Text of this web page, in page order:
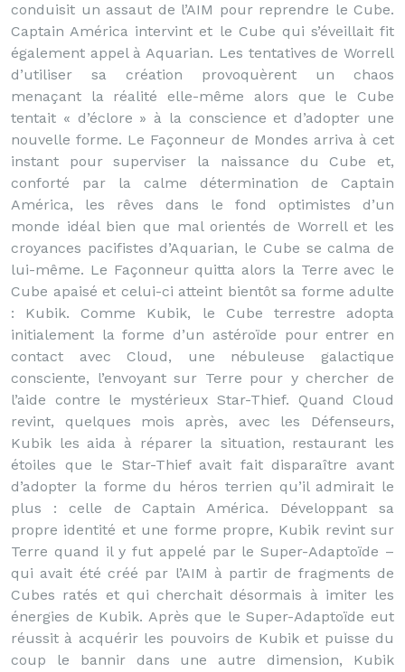
conduisit un assaut de l’AIM pour reprendre le Cube.
Captain América intervint et le Cube qui s’éveillait fit
également appel à Aquarian. Les tentatives de Worrell
d’utiliser sa création provoquèrent un chaos
menaçant la réalité elle-même alors que le Cube
tentait « d’éclore » à la conscience et d’adopter une
nouvelle forme. Le Façonneur de Mondes arriva à cet
instant pour superviser la naissance du Cube et,
conforté par la calme détermination de Captain
América, les rêves dans le fond optimistes d’un
monde idéal bien que mal orientés de Worrell et les
croyances pacifistes d’Aquarian, le Cube se calma de
lui-même. Le Façonneur quitta alors la Terre avec le
Cube apaisé et celui-ci atteint bientôt sa forme adulte
: Kubik. Comme Kubik, le Cube terrestre adopta
initialement la forme d’un astéroïde pour entrer en
contact avec Cloud, une nébuleuse galactique
consciente, l’envoyant sur Terre pour y chercher de
l’aide contre le mystérieux Star-Thief. Quand Cloud
revint, quelques mois après, avec les Défenseurs,
Kubik les aida à réparer la situation, restaurant les
étoiles que le Star-Thief avait fait disparaître avant
d’adopter la forme du héros terrien qu’il admirait le
plus : celle de Captain América. Développant sa
propre identité et une forme propre, Kubik revint sur
Terre quand il y fut appelé par le Super-Adaptoïde –
qui avait été créé par l’AIM à partir de fragments de
Cubes ratés et qui cherchait désormais à imiter les
énergies de Kubik. Après que le Super-Adaptoïde eut
réussit à acquérir les pouvoirs de Kubik et puisse du
coup le bannir dans une autre dimension, Kubik